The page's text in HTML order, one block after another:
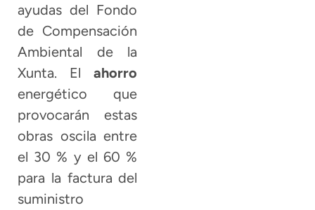
ayudas del Fondo
de Compensación
Ambiental de la
Xunta. Elahorro
energético que
provocarán estas
obras oscila entre
el 30 % y el 60 %
para la factura del
suministro